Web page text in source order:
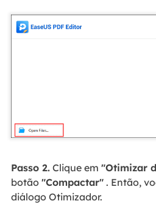
Passo 2.Clique em "Otimizar
botão "Compactar". Então,
diálogo Otimizador.